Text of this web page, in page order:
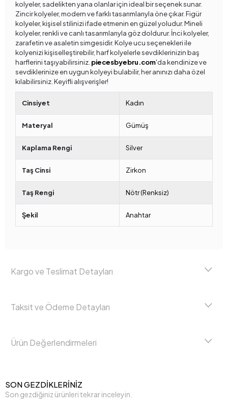
kolyeler, sadelikten yana olanlar için ideal bir seçenek sunar.
Zincir kolyeler, modern ve farklı tasarımlarıyla öne çıkar. Figür
kolyeler, kişisel stilinizi ifade etmenin en güzel yoludur. Mineli
kolyeler, renkli ve canlı tasarımlarıyla göz doldurur. İnci kolyeler,
zarafetin ve asaletin simgesidir. Kolye ucu seçenekleri ile
kolyenizi kişiselleştirebilir, harf kolyelerle sevdiklerinizin baş
harflerini taşıyabilirsiniz. piecesbyebru.com'da kendinize ve
sevdiklerinize en uygun kolyeyi bulabilir, her anınızı daha özel
kılabilirsiniz. Keyifli alışverişler!
Cinsiyet Kadın
Materyal Gümüş
Kaplama Rengi Silver
Taş Cinsi Zirkon
Taş Rengi Nötr (Renksiz)
Şekil Anahtar
Kargo ve Teslimat Detayları
Taksit ve Ödeme Detayları
Ürün Değerlendirmeleri
SON GEZDİKLERİNİZ
Son gezdiğiniz ürünleri tekrar inceleyin.